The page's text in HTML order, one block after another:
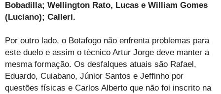
Bobadilla; Wellington Rato, Lucas e William Gomes
(Luciano); Calleri.
Por outro lado, o Botafogo não enfrenta problemas para
este duelo e assim o técnico Artur Jorge deve manter a
mesma formação. Os desfalques atuais são Rafael,
Eduardo, Cuiabano, Júnior Santos e Jeffinho por
questões físicas e Carlos Alberto que não foi inscrito na